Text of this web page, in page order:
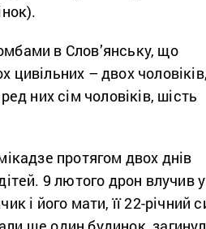
в Слов’янську, що
– двох
них сім чоловіків, шість
протягом двох днів
9 лютого дрон влучив у
і його мати, її 22-річний